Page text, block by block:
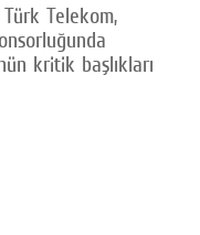
Telekom,
kritik başlıkları